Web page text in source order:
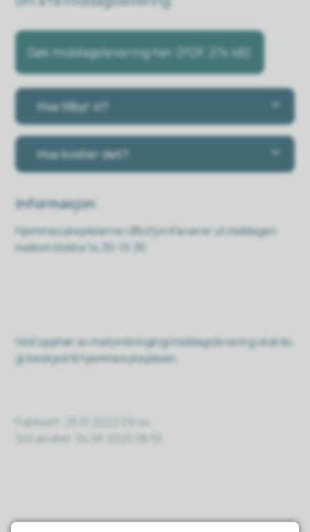
Søk middagslevering her (PDF, 274 kB)
Hva tilbyr vi?
Hva koster det?
Informasjon
Hjemmesykepleierne i Øksfjord leverer ut middagen
mellom klokka 14:30-15:30.
Ved opphør av matombringing/middagslevering skal du
gi beskjed til hjemmesykepleien.
Publisert
Sist endret